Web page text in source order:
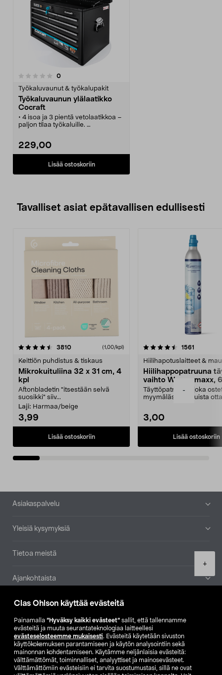
Clas Ohlson käyttää evästeitä
Painamalla ”Hyväksy kaikki evästeet” sallit, että tallennamme
evästeitä ja muuta seurantateknologiaa laitteellesi
evästeselosteemme mukaisesti. Evästeitä käytetään sivuston
käyttökokemuksen parantamiseen ja käytön analysointiin sekä
mainonnan kohdentamiseen. Käytämme neljänlaisia evästeitä:
välttämättömät, toiminnalliset, analyyttiset ja mainosevästeet.
Välttämättömiin evästeisiin ei tarvita suostumustasi, sillä ne ovat
-
+
0arvostelut
Työkaluvaunut & työkalupakit
Työkaluvaunun ylälaatikko
Cocraft
• 4 isoa ja 3 pientä vetolaatikkoa –
paljon tilaa työkaluille.
• Valmistettu vahvasta pellistä –
lukko varmaan säilytykseen.
• Kätevät liukuestematot pitävät
229,00
Lisää ostoskoriin
Tavalliset asiat epätavallisen edullisesti
3810arvostelut (1,00/kpl)
Keittiön puhdistus & tiskaus
Mikrokuituliina 32 x 31 cm, 4
kpl
Aftonbladetin "itsestään selvä
suosikki" siiv...
Laji: Harmaa/beige
3,99
Lisää ostoskoriin
4.5viidestä
1561
Hiilihapotuslaitteet &
Hiilihappopatruuna
vaihto Wassermaxx,
Täyttöpatruuna, joka
myymälästä – muista
3,00
Lisää ostoskoriin
4.5viidestä
Alatunniste
Asiakaspalvelu
Yleisiä kysymyksiä
Tietoa meistä
Ajankohtaista
Muut yrityksemme
Etsi myymälä
SE NO FI
FI SV